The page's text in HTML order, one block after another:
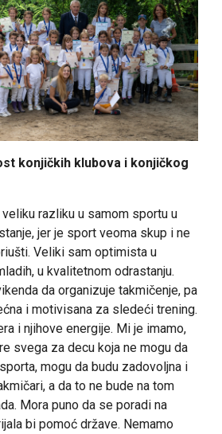
konjičkih klubova i konjičkog
razliku u samom sportu u
jer je sport veoma skup i ne
Veliki sam optimista u
u kvalitetnom odrastanju.
da organizuje takmičenje, pa
i motivisana za sledeći trening.
i njihove energije. Mi je imamo,
svega za decu koja ne mogu da
mogu da budu zadovoljna i
a da to ne bude na tom
Mora puno da se poradi na
bi pomoć države. Nemamo